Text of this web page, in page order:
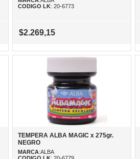
CODIGO LK: 20-6773
$2.269,15
TEMPERA ALBA MAGIC x 275gr.
NEGRO
MARCA:ALBA